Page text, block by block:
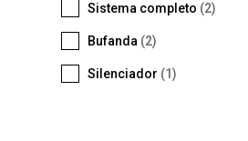
Sistema completo (2)
Bufanda (2)
Silenciador (1)